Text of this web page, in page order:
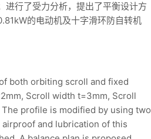
进行了受力分析，提出了平衡设计方
的电动机及十字滑环防自转机
both orbiting scroll and fixed
Scroll width t=3mm, Scroll
profile is modified by using two
and lubrication of this